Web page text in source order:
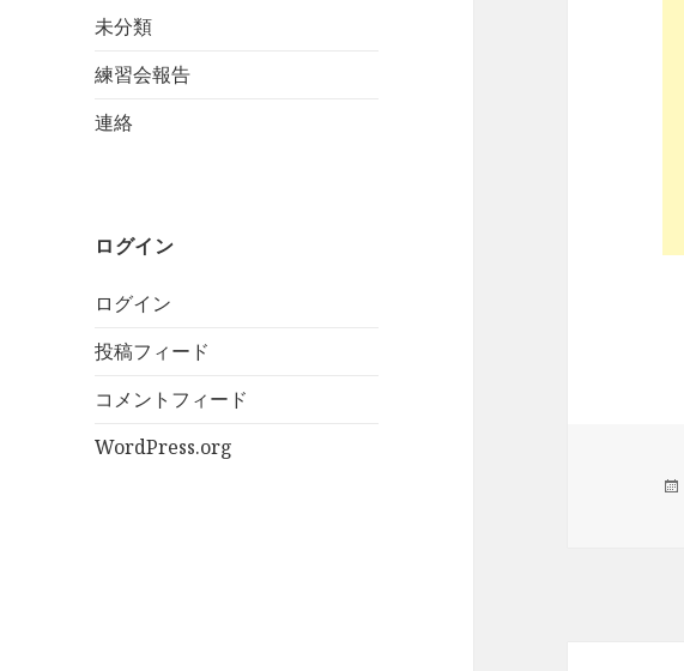
未分類
練習会報告
連絡
ログイン
ログイン
投稿フィード
コメントフィード
WordPress.org